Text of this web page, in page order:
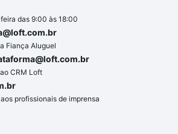
das 9:00 às 18:00
Fiança Aluguel
CRM Loft
profissionais de imprensa